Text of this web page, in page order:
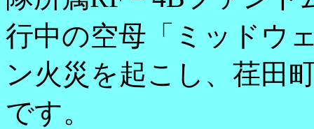
行中の空母「ミッドウ
ン火災を起こし、荏田
です。